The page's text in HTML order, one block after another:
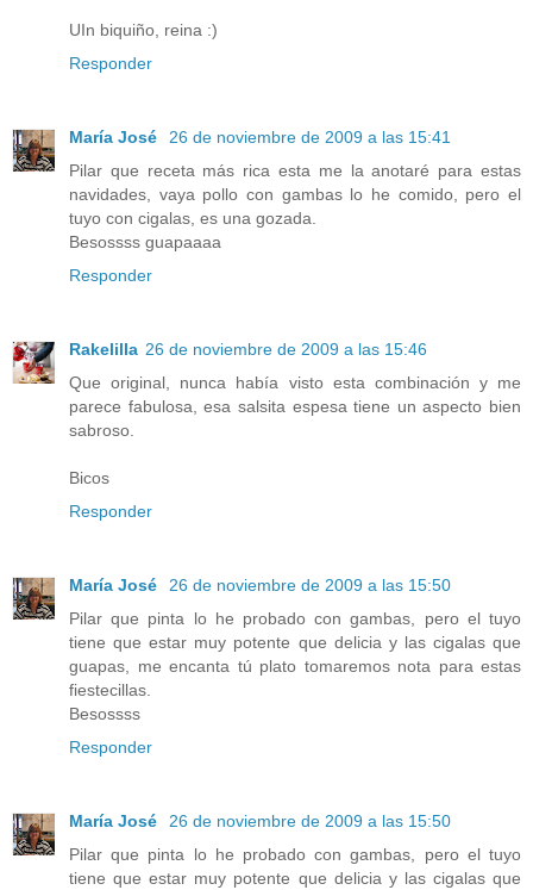
UIn biquiño, reina :)
Responder
María José
26 de noviembre de 2009 a las 15:41
Pilar que receta más rica esta me la anotaré para estas
navidades, vaya pollo con gambas lo he comido, pero el
tuyo con cigalas, es una gozada.
Besossss guapaaaa
Responder
Rakelilla 26 de noviembre de 2009 a las 15:46
Que original, nunca había visto esta combinación y me
parece fabulosa, esa salsita espesa tiene un aspecto bien
sabroso.
Bicos
Responder
María José
26 de noviembre de 2009 a las 15:50
Pilar que pinta lo he probado con gambas, pero el tuyo
tiene que estar muy potente que delicia y las cigalas que
guapas, me encanta tú plato tomaremos nota para estas
fiestecillas.
Besossss
Responder
María José
26 de noviembre de 2009 a las 15:50
Pilar que pinta lo he probado con gambas, pero el tuyo
tiene que estar muy potente que delicia y las cigalas que